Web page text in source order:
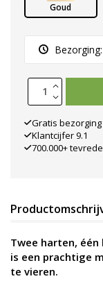
Goud
Bezorging:
Gratis
Klantcijfer 9.1
700.000+
Twee harten,
is een prachtige
te vieren.